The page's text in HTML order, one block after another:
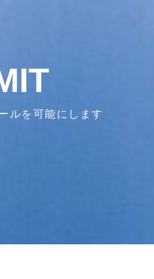
ルを可能にします